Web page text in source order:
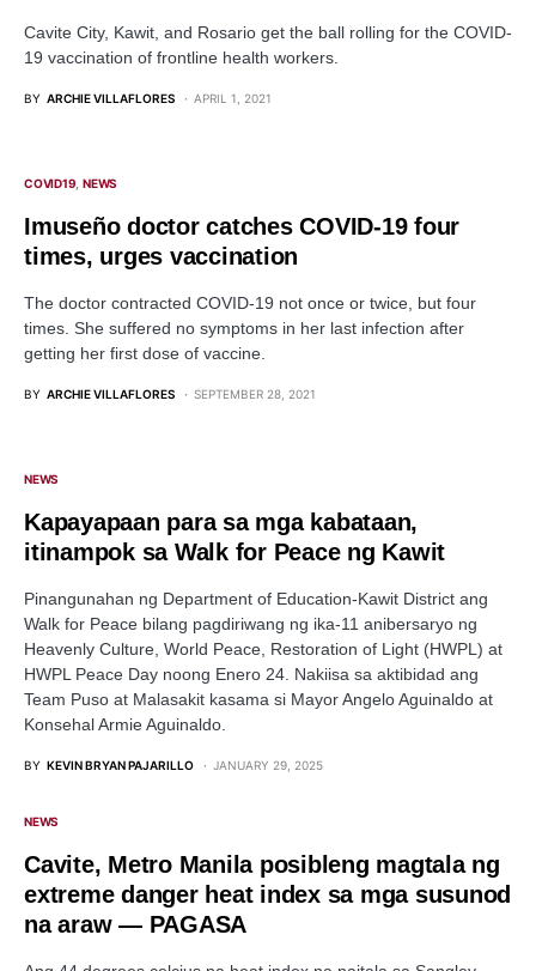
Cavite City, Kawit, and Rosario get the ball rolling for the COVID-
19 vaccination of frontline health workers.
BY ARCHIE VILLAFLORES APRIL 1, 2021
COVID19 NEWS
Imuseño doctor catches COVID-19 four
times, urges vaccination
The doctor contracted COVID-19 not once or twice, but four
times. She suffered no symptoms in her last infection after
getting her first dose of vaccine.
BY ARCHIE VILLAFLORES SEPTEMBER 28, 2021
NEWS
Kapayapaan para sa mga kabataan,
itinampok sa Walk for Peace ng Kawit
Pinangunahan ng Department of Education-Kawit District ang
Walk for Peace bilang pagdiriwang ng ika-11 anibersaryo ng
Heavenly Culture, World Peace, Restoration of Light (HWPL) at
HWPL Peace Day noong Enero 24. Nakiisa sa aktibidad ang
Team Puso at Malasakit kasama si Mayor Angelo Aguinaldo at
Konsehal Armie Aguinaldo.
BY KEVIN BRYAN PAJARILLO JANUARY 29, 2025
NEWS
Cavite, Metro Manila posibleng magtala ng
extreme danger heat index sa mga susunod
na araw — PAGASA